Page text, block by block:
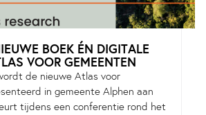
BOEK ÉN DIGITALE
VOOR GEMEENTEN
de nieuwe Atlas voor
in gemeente Alphen aan
tijdens een conferentie rond het